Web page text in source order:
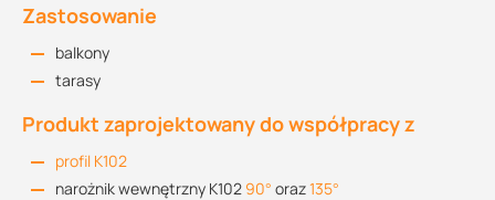
Zastosowanie
balkony
tarasy
Produkt zaprojektowany do współpracy z
profil K102
narożnik wewnętrzny K102 90° oraz135°